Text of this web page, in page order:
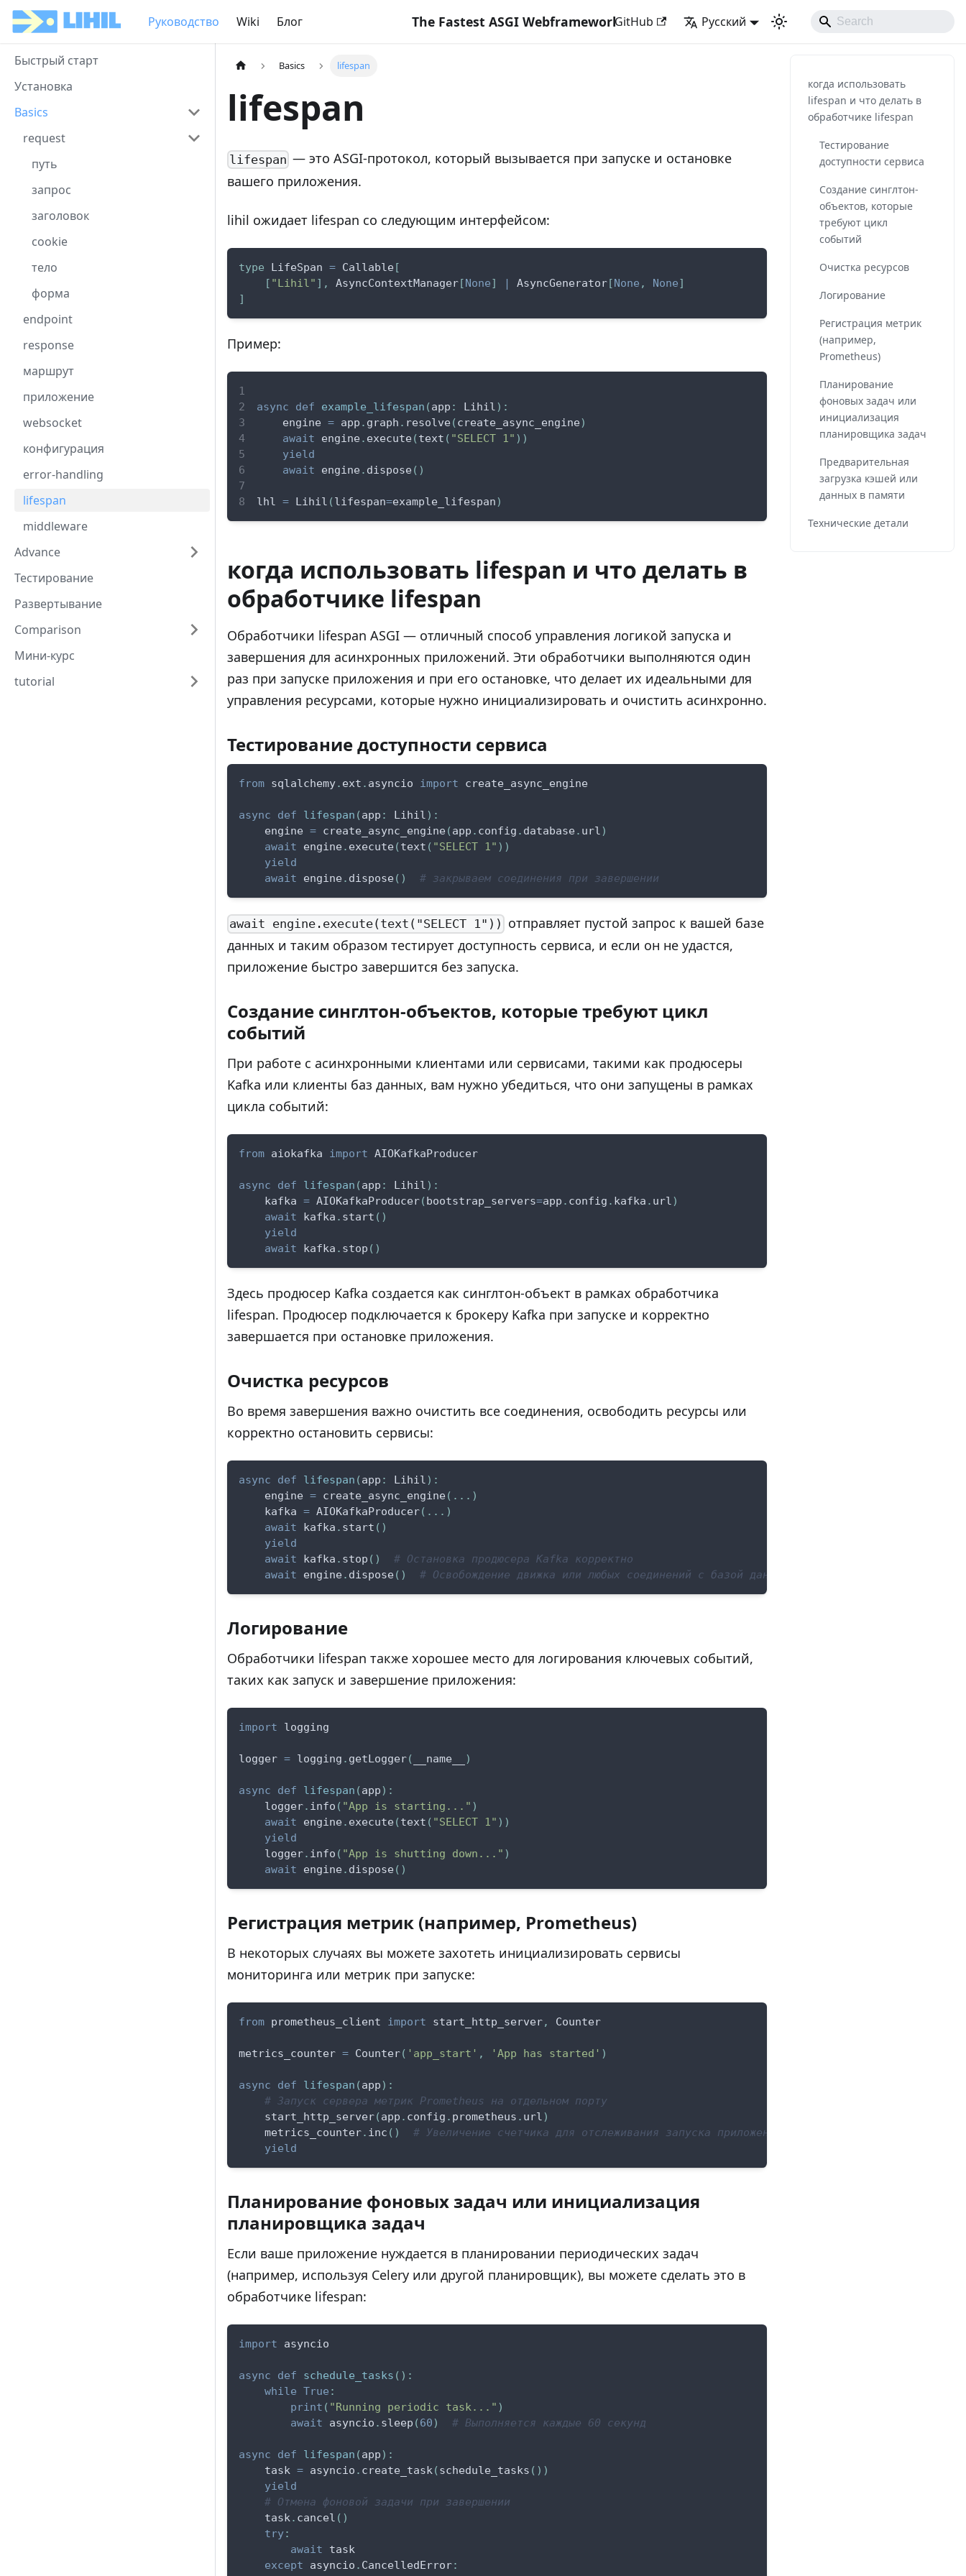
Руководство Wiki Блог The Fastest ASGI Webframework with Django Like Developing Experience
GitHub Русский
Быстрый старт
Установка
Basics
request
путь
запрос
заголовок
cookie
тело
форма
endpoint
response
маршрут
приложение
websocket
конфигурация
error-handling
lifespan
middleware
Advance
Тестирование
Развертывание
Comparison
Мини-курс
tutorial
Basics lifespan
lifespan
lifespan — это ASGI-протокол, который вызывается при запуске и остановке
вашего приложения.
lihil ожидает lifespan со следующим интерфейсом:
type LifeSpan = Callable [
[ "Lihil" ] , AsyncContextManager[None] | AsyncGenerator[None , None]
]
Пример:
async def example_lifespan (app : Lihil) :
    engine
= app . graph . resolve (create_async_engine)
await engine . execute (text ( "SELECT 1" ) )
yield
await engine . dispose ( )
lhl = Lihil (lifespan=example_lifespan)
когда использовать lifespan и что делать в
обработчике lifespan
Обработчики lifespan ASGI — отличный способ управления логикой запуска и
завершения для асинхронных приложений. Эти обработчики выполняются один
раз при запуске приложения и при его остановке, что делает их идеальными для
управления ресурсами, которые нужно инициализировать и очистить асинхронно.
Тестирование доступности сервиса
from sqlalchemy. ext . asyncio import create_async_engine
async def lifespan (app : Lihil) :
    engine
= create_async_engine (app . config . database . url)
await engine . execute (text ( "SELECT 1" ) )
yield
await engine . dispose ( ) # закрываем соединения при завершении
await engine.execute(text("SELECT 1")) отправляет пустой запрос к вашей базе
данных и таким образом тестирует доступность сервиса, и если он не удастся,
приложение быстро завершится без запуска.
Создание синглтон-объектов, которые требуют цикл
событий
При работе с асинхронными клиентами или сервисами, такими как продюсеры
Kafka или клиенты баз данных, вам нужно убедиться, что они запущены в рамках
цикла событий:
from aiokafka import AIOKafkaProducer
async def lifespan (app : Lihil) :
    kafka
= AIOKafkaProducer( bootstrap_servers=app . config . kafka . url)
await kafka . start ( )
yield
await kafka . stop ( )
Здесь продюсер Kafka создается как синглтон-объект в рамках обработчика
lifespan. Продюсер подключается к брокеру Kafka при запуске и корректно
завершается при остановке приложения.
Очистка ресурсов
Во время завершения важно очистить все соединения, освободить ресурсы или
корректно остановить сервисы:
async def lifespan (app : Lihil) :
    engine
= create_async_engine ( . . . )
    kafka
= AIOKafkaProducer( . . . )
await kafka . start ( )
yield
await kafka . stop ( )
# Остановка продюсера Kafka корректно
await engine . dispose ( ) # Освобождение движка или любых соединений с базой данных
Логирование
Обработчики lifespan также хорошее место для логирования ключевых событий,
таких как запуск и завершение приложения:
import logging
logger = logging . getLogger( __name__ )
async def lifespan (app) :
    logger
. info ( "App is starting..." )
await engine . execute (text ( "SELECT 1" ) )
yield
    logger
. info ( "App is shutting down..." )
await engine . dispose ( )
Регистрация метрик (например, Prometheus)
В некоторых случаях вы можете захотеть инициализировать сервисы
мониторинга или метрик при запуске:
from prometheus_client import start_http_server, Counter
metrics_counter = Counter( 'app_start' , 'App has started' )
async def lifespan (app) :
# Запуск сервера метрик Prometheus на отдельном порту
    start_http_server
(app . config . prometheus . url)
    metrics_counter
. inc ( )
# Увеличение счетчика для отслеживания запуска приложения
yield
Планирование фоновых задач или инициализация
планировщика задач
Если ваше приложение нуждается в планировании периодических задач
(например, используя Celery или другой планировщик), вы можете сделать это в
обработчике lifespan:
import asyncio
async def schedule_tasks ( ) :
while True :
print ( "Running periodic task..." )
await asyncio . sleep (60) # Выполняется каждые 60 секунд
async def lifespan (app) :
    task
= asyncio . create_task(schedule_tasks ( ) )
yield
# Отмена фоновой задачи при завершении
    task
. cancel ( )
try:
await task
except asyncio . CancelledError:
когда использовать
lifespan и что делать в
обработчике lifespan
Тестирование
доступности сервиса
Создание синглтон-
объектов, которые
требуют цикл
событий
Очистка ресурсов
Логирование
Регистрация метрик
(например,
Prometheus)
Планирование
фоновых задач или
инициализация
планировщика задач
Предварительная
загрузка кэшей или
данных в памяти
Технические детали